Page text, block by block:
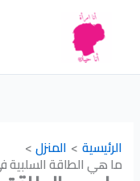
الرئيسية المنزل
ما هي الطاقة السلبية